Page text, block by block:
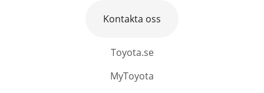
Toyota.se
MyToyota
Kontakta oss